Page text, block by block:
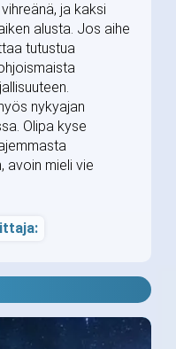
ja kaksi
alusta. Jos aihe
tutustua
nykyajan
Olipa kyse
avoin mieli vie